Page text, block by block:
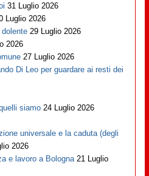
31 Luglio 2026
Luglio 2026
29 Luglio 2026
2026
27 Luglio 2026
Di Leo per guardare ai resti dei
siamo 24 Luglio 2026
universale e la caduta (degli
2026
e lavoro a Bologna 21 Luglio